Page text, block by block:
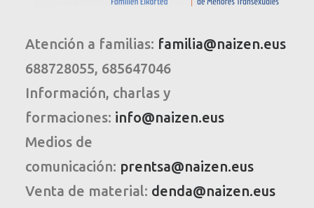
Atención a familias: familia@naizen.eus
688728055, 685647046
Información, charlas y
formaciones: info@naizen.eus
Medios de
comunicación: prentsa@naizen.eus
Venta de material: denda@naizen.eus